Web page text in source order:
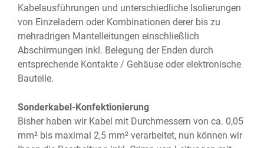
Kabelausführungen und unterschiedliche Isolierungen
von Einzeladern oder Kombinationen derer bis zu
mehradrigen Mantelleitungen einschließlich
Abschirmungen inkl. Belegung der Enden durch
entsprechende Kontakte / Gehäuse oder elektronische
Bauteile.
Sonderkabel-Konfektionierung
Bisher haben wir Kabel mit Durchmessern von ca. 0,05
mm² bis maximal 2,5 mm² verarbeitet, nun können wir